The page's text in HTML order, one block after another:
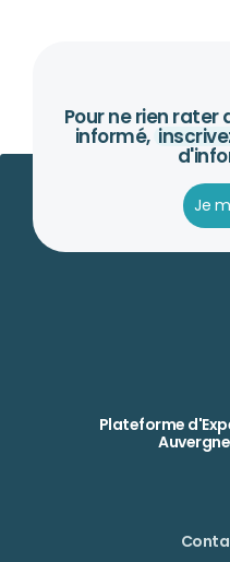
Pour ne rien
informé,
Je
Plateforme